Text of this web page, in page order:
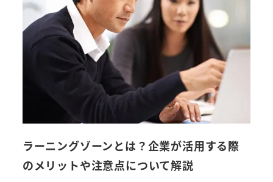
ラーニングゾーンとは？企業が活用する際
のメリットや注意点について解説